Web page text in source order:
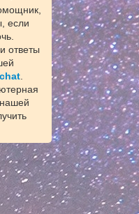
если
ответы
.